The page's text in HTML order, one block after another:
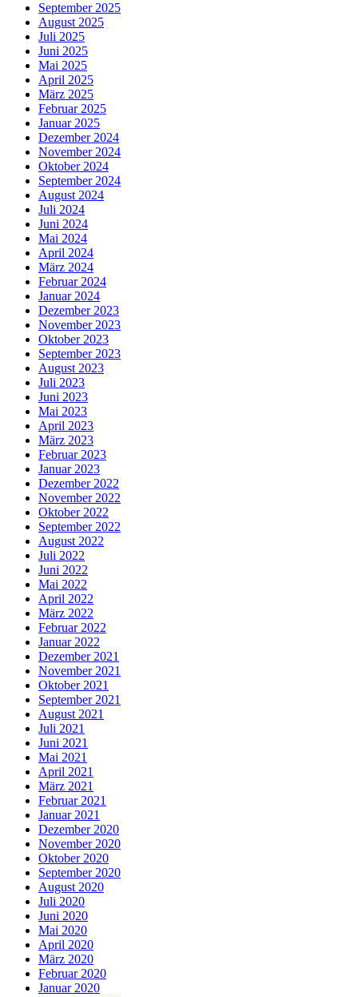
September 2025
August 2025
Juli 2025
Juni 2025
Mai 2025
April 2025
März 2025
Februar 2025
Januar 2025
Dezember 2024
November 2024
Oktober 2024
September 2024
August 2024
Juli 2024
Juni 2024
Mai 2024
April 2024
März 2024
Februar 2024
Januar 2024
Dezember 2023
November 2023
Oktober 2023
September 2023
August 2023
Juli 2023
Juni 2023
Mai 2023
April 2023
März 2023
Februar 2023
Januar 2023
Dezember 2022
November 2022
Oktober 2022
September 2022
August 2022
Juli 2022
Juni 2022
Mai 2022
April 2022
März 2022
Februar 2022
Januar 2022
Dezember 2021
November 2021
Oktober 2021
September 2021
August 2021
Juli 2021
Juni 2021
Mai 2021
April 2021
März 2021
Februar 2021
Januar 2021
Dezember 2020
November 2020
Oktober 2020
September 2020
August 2020
Juli 2020
Juni 2020
Mai 2020
April 2020
März 2020
Februar 2020
Januar 2020